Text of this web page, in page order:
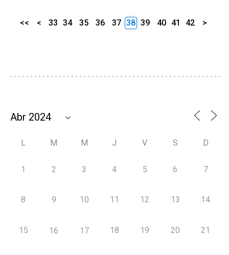
<< < 33 34 35 36 37 38 39 40 41 42 >
L M M J V S D
1 2 3 4 5 6 7
8 9 10 11 12 13 14
15 16 17 18 19 20 21